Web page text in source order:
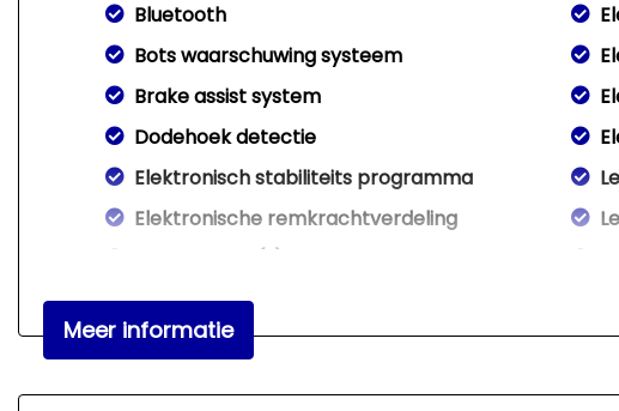
Bluetooth
Bots waarschuwing systeem
Brake assist system
Dodehoek detectie
Elektronisch stabiliteits programma
Elektronische remkrachtverdeling
Hoofd airbag(s) voor
Keyless start
Meer informatie